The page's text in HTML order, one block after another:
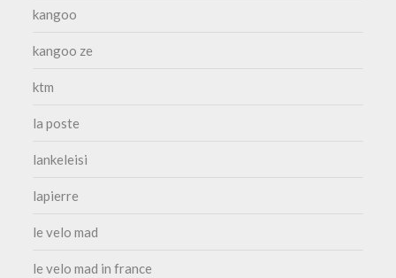
kangoo
kangoo ze
ktm
la poste
lankeleisi
lapierre
le velo mad
le velo mad in france